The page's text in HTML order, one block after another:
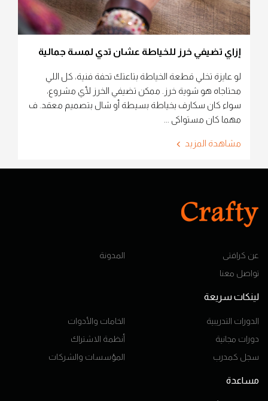
إزاي تضيفي خرز للخياطة عشان تدي لمسة جمالية
لو عايزة تخلي قطعة الخياطة بتاعتك تحفة فنية، كل اللي
محتاجاه هو شوية خرز. ممكن تضيفي الخرز لأي مشروع،
سواء كان سكارف بخياطة بسيطة أو شال بتصميم معقد. ف
مهما كان مستواكى ...
مشاهدة المزيد
عن كرافتى
المدونة
تواصل معنا
لينكات سريعة
الدورات التدريبية
الخامات والأدوات
دورات مجانية
أنظمة الاشتراك
سجل كمدرب
المؤسسات والشركات
مساعدة